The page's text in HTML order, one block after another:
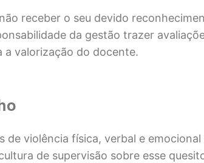
receber o seu devido
da gestão trazer
a valorização do docente.
de violência física, verbal e emocional
de supervisão sobre esse